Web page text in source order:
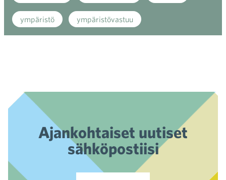
ympäristö ympäristövastuu
Ajankohtaiset uutiset
sähköpostiisi